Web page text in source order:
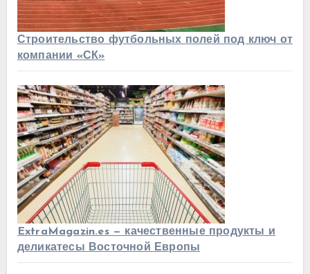
Строительство футбольных полей под ключ от
компании «СК»
ExtraMagazin.es — качественные продукты и
деликатесы Восточной Европы